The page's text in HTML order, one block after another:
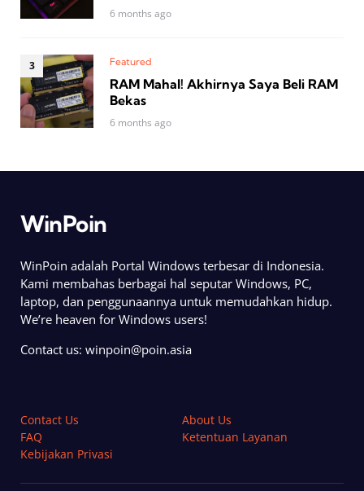
6 months ago
Featured
RAM Mahal! Akhirnya Saya Beli RAM
Bekas
6 months ago
WinPoin
WinPoin adalah Portal Windows terbesar di Indonesia.
Kami membahas berbagai hal seputar Windows, PC,
laptop, dan penggunaannya untuk memudahkan hidup.
We’re heaven for Windows users!
Contact us: winpoin@poin.asia
Contact Us
About Us
FAQ
Ketentuan Layanan
Kebijakan Privasi